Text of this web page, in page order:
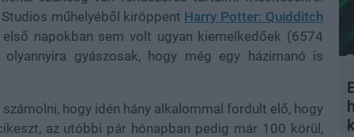
műhelyéből kiröppent Harry Potter: Quidditch
napokban sem volt ugyan kiemelkedőek (6574
gyászosak, hogy még egy házimanó is
hogy idén hány alkalommal fordult elő, hogy
az utóbbi pár hónapban pedig már 100 körül,